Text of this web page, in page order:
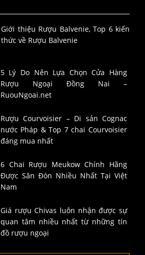
Giới thiệu Rượu Balvenie, Top 6 kiến
thức về Rượu Balvenie
5 Lý Do Nên Lựa Chọn Cửa Hàng
Rượu Ngoại Đồng Nai –
RuouNgoai.net
Rượu Courvoisier – Di sản Cognac
nước Pháp & Top 7 chai Courvoisier
đáng mua nhất
6 Chai Rượu Meukow Chính Hãng
Được Săn Đón Nhiều Nhất Tại Việt
Nam
Giá rượu Chivas luôn nhận được sự
quan tâm nhiều nhất từ những tín
đồ rượu ngoại